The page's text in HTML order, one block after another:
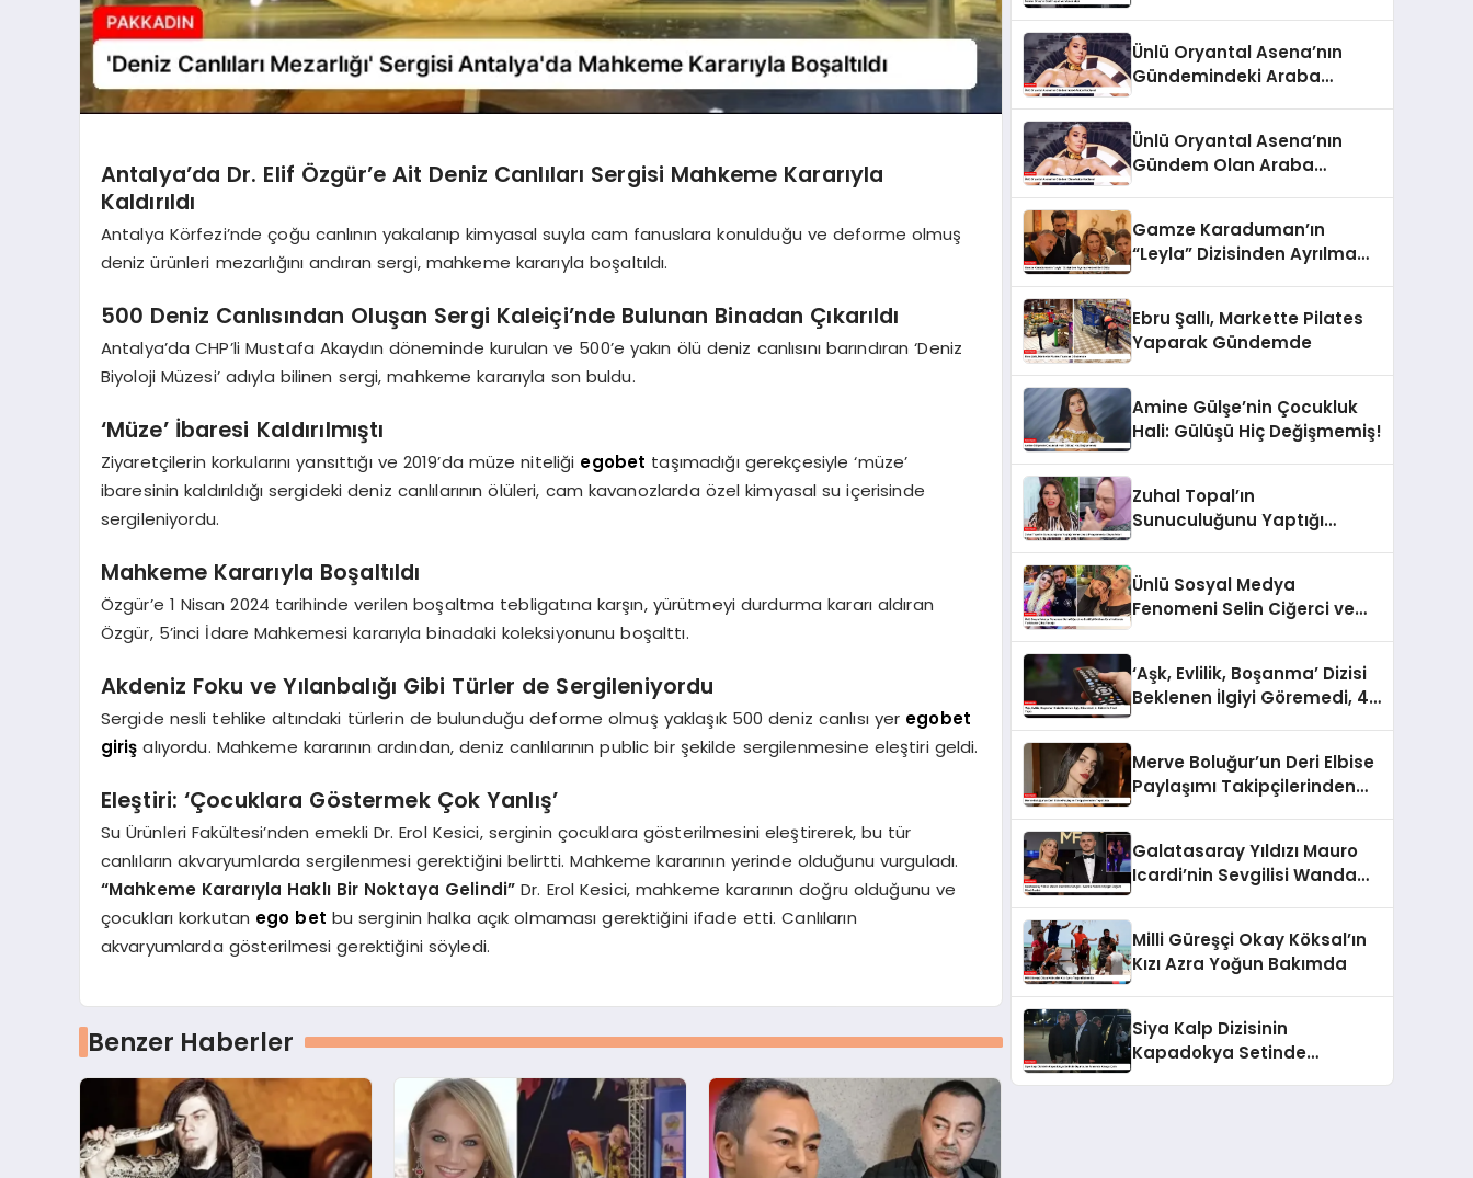
Antalya’da Dr. Elif Özgür’e Ait Deniz Canlıları Sergisi Mahkeme Kararıyla
Kaldırıldı
Antalya Körfezi’nde çoğu canlının yakalanıp kimyasal suyla cam fanuslara konulduğu ve deforme olmuş
deniz ürünleri mezarlığını andıran sergi, mahkeme kararıyla boşaltıldı.
500 Deniz Canlısından Oluşan Sergi Kaleiçi’nde Bulunan Binadan Çıkarıldı
Antalya’da CHP’li Mustafa Akaydın döneminde kurulan ve 500’e yakın ölü deniz canlısını barındıran ‘Deniz
Biyoloji Müzesi’ adıyla bilinen sergi, mahkeme kararıyla son buldu.
‘Müze’ İbaresi Kaldırılmıştı
Ziyaretçilerin korkularını yansıttığı ve 2019’da müze niteliği egobet taşımadığı gerekçesiyle ‘müze’
ibaresinin kaldırıldığı sergideki deniz canlılarının ölüleri, cam kavanozlarda özel kimyasal su içerisinde
sergileniyordu.
Mahkeme Kararıyla Boşaltıldı
Özgür’e 1 Nisan 2024 tarihinde verilen boşaltma tebligatına karşın, yürütmeyi durdurma kararı aldıran
Özgür, 5’inci İdare Mahkemesi kararıyla binadaki koleksiyonunu boşalttı.
Akdeniz Foku ve Yılanbalığı Gibi Türler de Sergileniyordu
Sergide nesli tehlike altındaki türlerin de bulunduğu deforme olmuş yaklaşık 500 deniz canlısı yer egobet
giriş alıyordu. Mahkeme kararının ardından, deniz canlılarının public bir şekilde sergilenmesine eleştiri geldi.
Eleştiri: ‘Çocuklara Göstermek Çok Yanlış’
Su Ürünleri Fakültesi’nden emekli Dr. Erol Kesici, serginin çocuklara gösterilmesini eleştirerek, bu tür
canlıların akvaryumlarda sergilenmesi gerektiğini belirtti. Mahkeme kararının yerinde olduğunu vurguladı.
“Mahkeme Kararıyla Haklı Bir Noktaya Gelindi”Dr. Erol Kesici, mahkeme kararının doğru olduğunu ve
çocukları korkutan ego bet bu serginin halka açık olmaması gerektiğini ifade etti. Canlıların
akvaryumlarda gösterilmesi gerektiğini söyledi.
Benzer Haberler
Ünlü Oryantal Asena’nın
Gündemindeki Araba
Ünlü Oryantal Asena’nın
Gündem Olan Araba
Gamze Karaduman’ın
“Leyla” Dizisinden Ayrılma
Ebru Şallı, Markette Pilates
Yaparak Gündemde
Amine Gülşe’nin Çocukluk
Hali: Gülüşü Hiç Değişmemiş!
Zuhal Topal’ın
Sunuculuğunu Yaptığı
Ünlü Sosyal Medya
Fenomeni Selin Ciğerci ve
Yasağı
‘Aşk, Evlilik, Boşanma’ Dizisi
Beklenen İlgiyi Göremedi, 4.
Merve Boluğur’un Deri Elbise
Paylaşımı Takipçilerinden
Galatasaray Yıldızı Mauro
Icardi’nin Sevgilisi Wanda
Milli Güreşçi Okay Köksal’ın
Kızı Azra Yoğun Bakımda
Siya Kalp Dizisinin
Kapadokya Setinde